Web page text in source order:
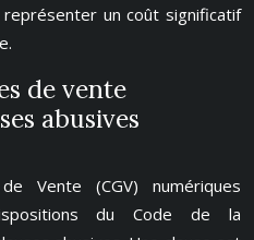
un coût significatif
de vente
abusives
Vente (CGV) numériques
du Code de la